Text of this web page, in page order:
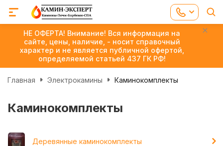
НЕ ОФЕРТА! Внимание! Вся информация на
сайте, цены, наличие, - носит справочный
характер и не является публичной офертой,
определяемой статьей 437 ГК РФ!
Главная Электрокамины Каминокомплекты
Каминокомплекты
Деревянные каминокомплекты